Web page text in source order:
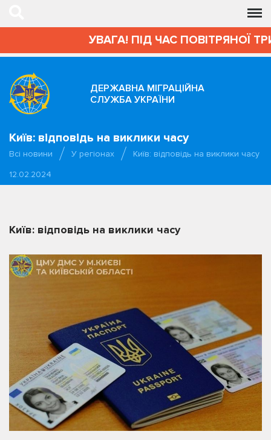
УВАГА! ПІД ЧАС ПОВІТРЯНОЇ
ДЕРЖАВНА МІГРАЦІЙНА
СЛУЖБА УКРАЇНИ
Київ: відповідь на виклики часу
Всі новини У регіонах
Київ: відповідь на виклики часу
12.02.2024
Київ: відповідь на виклики часу